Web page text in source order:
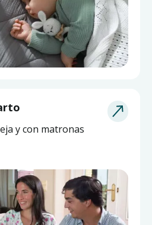
experta y actualizada
y con matronas